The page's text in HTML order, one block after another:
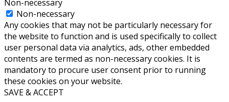
Non-necessary
Non-necessary
Any cookies that may not be particularly necessary for
the website to function and is used specifically to collect
user personal data via analytics, ads, other embedded
contents are termed as non-necessary cookies. It is
mandatory to procure user consent prior to running
these cookies on your website.
SAVE & ACCEPT